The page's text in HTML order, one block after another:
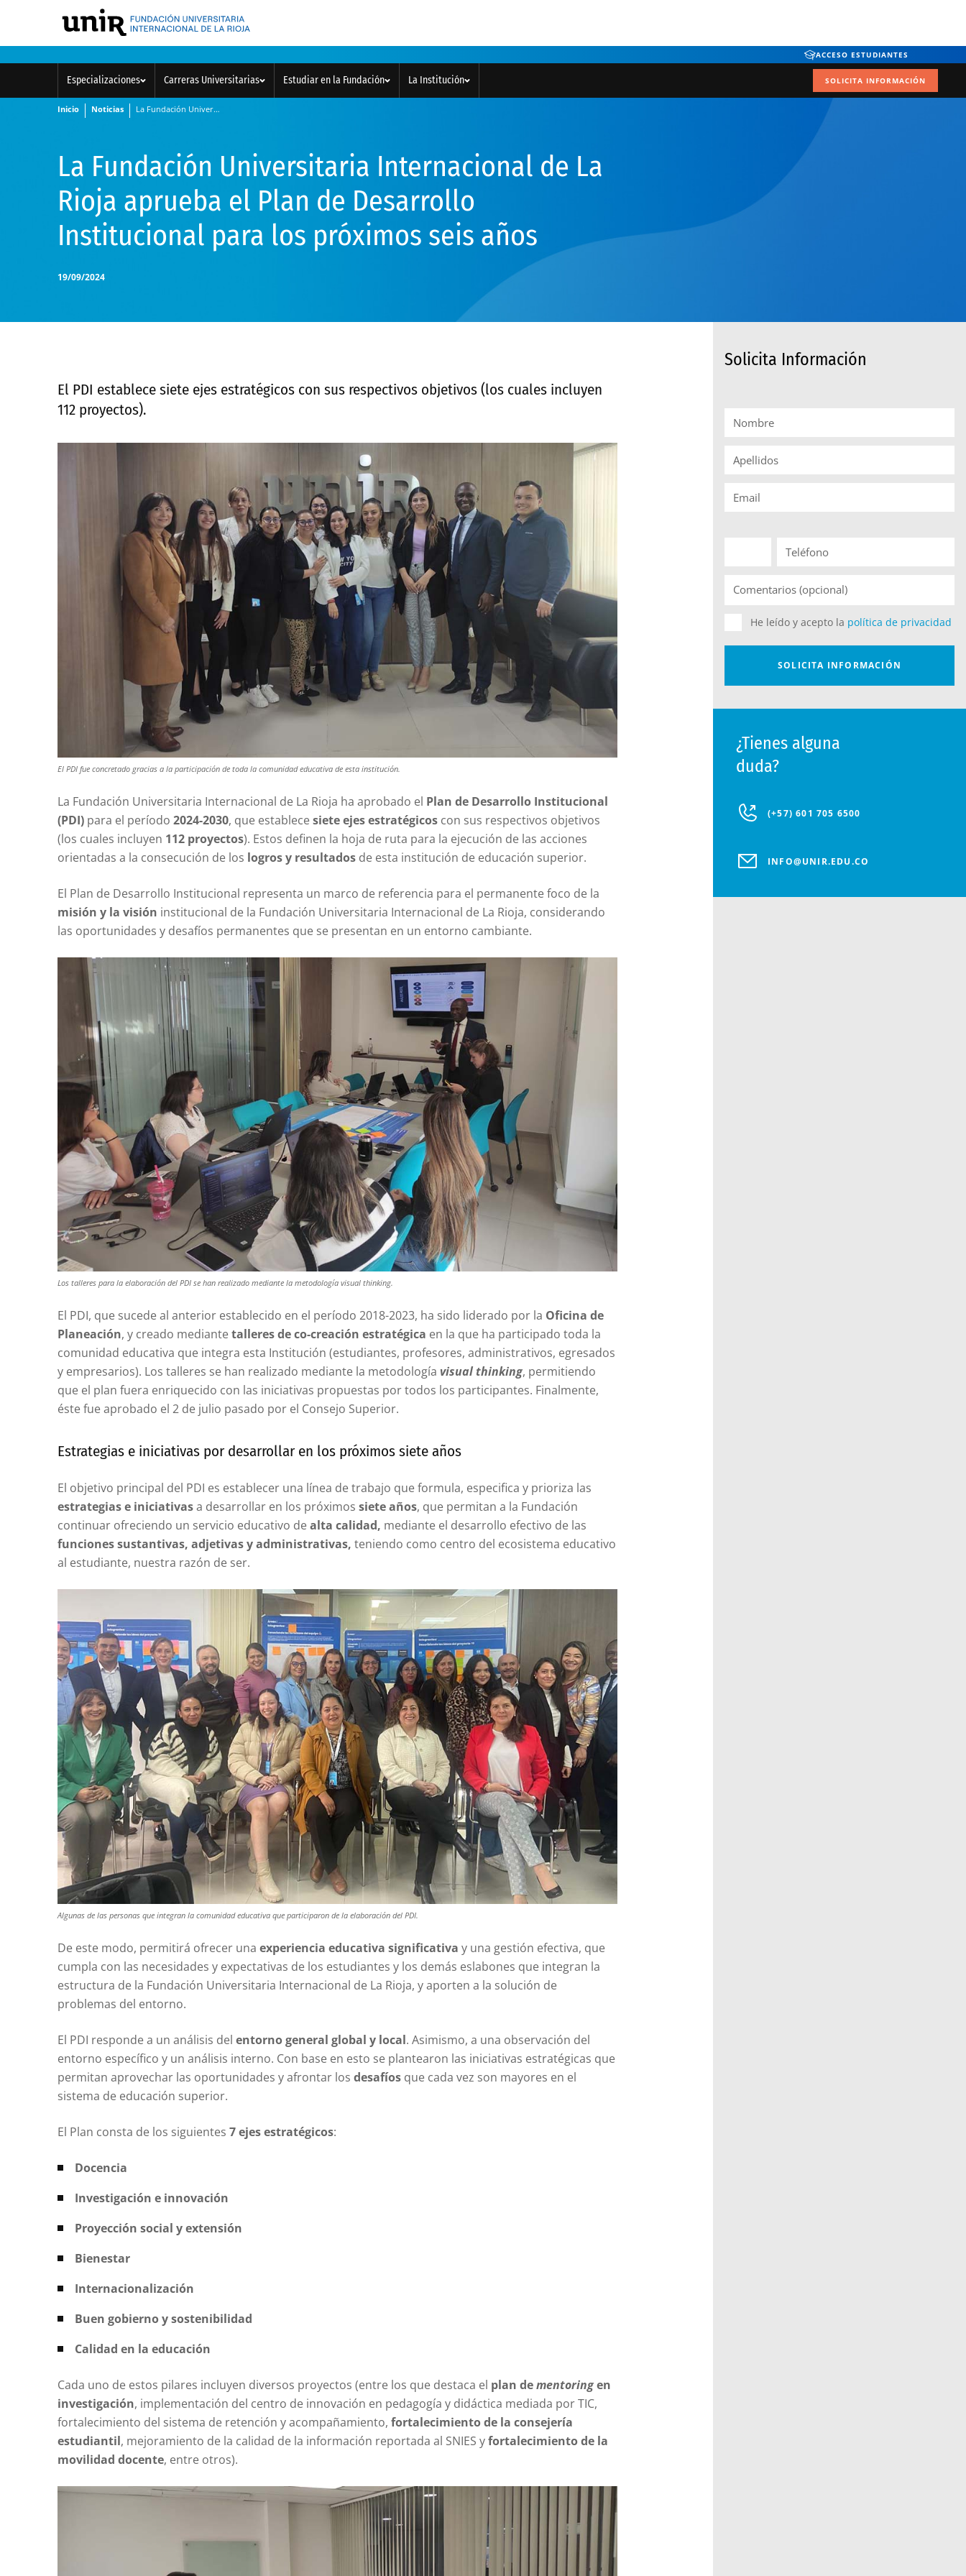
ACCESO ESTUDIANTES
SOLICITA INFORMACIÓN
Especializaciones Carreras Universitarias Estudiar en la Fundación La Institución
Inicio Noticias La Fundación Universitaria Internacional de La Rioja aprueba el Plan de Desarrollo Institucional para los próximos seis años
19/09/2024
La Fundación Universitaria Internacional de La
Rioja aprueba el Plan de Desarrollo
Institucional para los próximos seis años
El PDI establece siete ejes estratégicos con sus respectivos objetivos (los cuales incluyen
112 proyectos).
El PDI fue concretado gracias a la participación de toda la comunidad educativa de esta institución.
La Fundación Universitaria Internacional de La Rioja ha aprobado el Plan de Desarrollo Institucional
(PDI) para el período 2024-2030, que establecesiete ejes estratégicos con sus respectivos objetivos
(los cuales incluyen 112 proyectos). Estos definen la hoja de ruta para la ejecución de las acciones
orientadas a la consecución de los logros y resultados de esta institución de educación superior.
El Plan de Desarrollo Institucional representa un marco de referencia para el permanente foco de la
misión y la visión institucional de la Fundación Universitaria Internacional de La Rioja, considerando
las oportunidades y desafíos permanentes que se presentan en un entorno cambiante.
Los talleres para la elaboración del PDI se han realizado mediante la metodología visual thinking.
El PDI, que sucede al anterior establecido en el período 2018-2023, ha sido liderado por la Oficina de
Planeación, y creado mediantetalleres de co-creación estratégica en la que ha participado toda la
comunidad educativa que integra esta Institución (estudiantes, profesores, administrativos, egresados
y empresarios). Los talleres se han realizado mediante la metodología visual thinking, permitiendo
que el plan fuera enriquecido con las iniciativas propuestas por todos los participantes. Finalmente,
éste fue aprobado el 2 de julio pasado por el Consejo Superior.
Estrategias e iniciativas por desarrollar en los próximos siete años
El objetivo principal del PDI es establecer una línea de trabajo que formula, especifica y prioriza las
estrategias e iniciativasa desarrollar en los próximos siete años, que permitan a la Fundación
continuar ofreciendo un servicio educativo dealta calidad, mediante el desarrollo efectivo de las
funciones sustantivas, adjetivas y administrativas, teniendo como centro del ecosistema educativo
al estudiante, nuestra razón de ser.
Algunas de las personas que integran la comunidad educativa que participaron de la elaboración del PDI.
De este modo, permitirá ofrecer una experiencia educativa significativa y una gestión efectiva, que
cumpla con las necesidades y expectativas de los estudiantes y los demás eslabones que integran la
estructura de la Fundación Universitaria Internacional de La Rioja, y aporten a la solución de
problemas del entorno.
El PDI responde a un análisis del entorno general global y local. Asimismo, a una observación del
entorno específico y un análisis interno. Con base en esto se plantearon las iniciativas estratégicas que
permitan aprovechar las oportunidades y afrontar los desafíos que cada vez son mayores en el
sistema de educación superior.
El Plan consta de los siguientes 7 ejes estratégicos:
Docencia
Investigación e innovación
Proyección social y extensión
Bienestar
Internacionalización
Buen gobierno y sostenibilidad
Calidad en la educación
Cada uno de estos pilares incluyen diversos proyectos (entre los que destaca el plan dementoringen
investigación, implementación del centro de innovación en pedagogía y didáctica mediada por TIC,
fortalecimiento del sistema de retención y acompañamiento, fortalecimiento de la consejería
estudiantil, mejoramiento de la calidad de la información reportada al SNIES yfortalecimiento de la
movilidad docente, entre otros).
Solicita Información
¿Tienes alguna
duda?
(+57) 601 705 6500
INFO@UNIR.EDU.CO